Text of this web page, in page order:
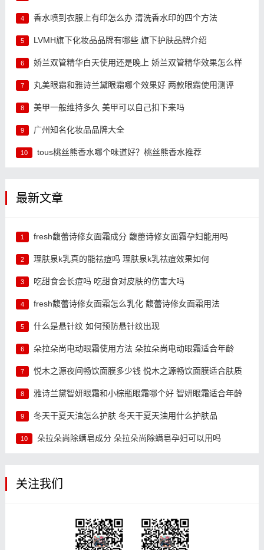
4 香水喷到衣服上有印怎么办 清洗香水印的四个方法
5 LVMH旗下化妆品品牌有哪些 旗下护肤品牌介绍
6 娇兰双管精华白天使用还是晚上 娇兰双管精华效果怎么样
7 丸美眼霜和雅诗兰黛眼霜哪个效果好 两款眼霜使用测评
8 美甲一般维持多久 美甲可以自己扣下来吗
9 广州知名化妆品品牌大全
10 tous桃丝熊香水哪个味道好？桃丝熊香水推荐
最新文章
1 fresh馥蕾诗修女面霜成分 馥蕾诗修女面霜孕妇能用吗
2 理肤泉k乳真的能祛痘吗 理肤泉k乳祛痘效果如何
3 吃甜食会长痘吗 吃甜食对皮肤的伤害大吗
4 fresh馥蕾诗修女面霜怎么乳化 馥蕾诗修女面霜用法
5 什么是悬针纹 如何预防悬针纹出现
6 朵拉朵尚电动眼霜使用方法 朵拉朵尚电动眼霜适合年龄
7 悦木之源夜间畅饮面膜多少钱 悦木之源畅饮面膜适合肤质
8 雅诗兰黛智妍眼霜和小棕瓶眼霜哪个好 智妍眼霜适合年龄
9 冬天干夏天油怎么护肤 冬天干夏天油用什么护肤品
10 朵拉朵尚除螨皂成分 朵拉朵尚除螨皂孕妇可以用吗
关注我们